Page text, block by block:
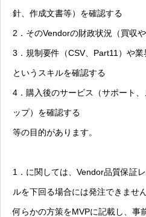
針、作成文書等）を確認する
2．そのVendorの財政状況（買収
3．規制要件（CSV、Part11）や
というスキルを確認する
4．購入後のサービス（サポート
ップ）を確認する
等の目的があります。
1．に関しては、Vendor品質保証
ルを下回る場合には発注できませ
何らかの方策をMVPに記載し、事